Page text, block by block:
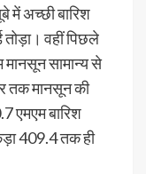
में अच्छी बारिश
तोड़ा। वहीं पिछले
मानसून सामान्य से
तक मानसून की
एमएम बारिश
409.4 तक ही